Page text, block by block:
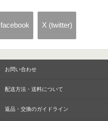
facebook X (twitter)
お問い合わせ
配送方法・送料について
返品・交換のガイドライン